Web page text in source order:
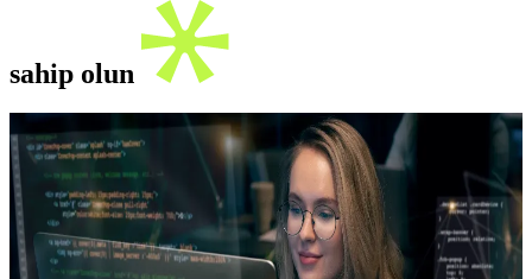
sahip olun